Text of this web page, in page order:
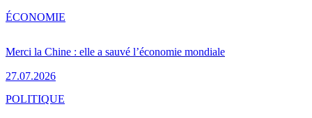
Merci la Chine : elle a sauvé l’économie mondiale
27.07.2026
ÉCONOMIE
POLITIQUE